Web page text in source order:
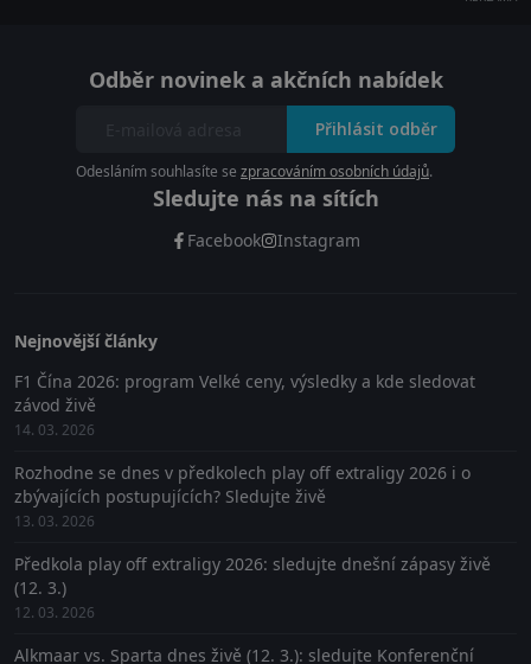
Odběr novinek a akčních nabídek
Přihlásit odběr
Odesláním souhlasíte se zpracováním osobních údajů.
Sledujte nás na sítích
Facebook Instagram
Nejnovější články
F1 Čína 2026: program Velké ceny, výsledky a kde sledovat
závod živě
14. 03. 2026
Rozhodne se dnes v předkolech play off extraligy 2026 i o
zbývajících postupujících? Sledujte živě
13. 03. 2026
Předkola play off extraligy 2026: sledujte dnešní zápasy živě
(12. 3.)
12. 03. 2026
Alkmaar vs. Sparta dnes živě (12. 3.): sledujte Konferenční